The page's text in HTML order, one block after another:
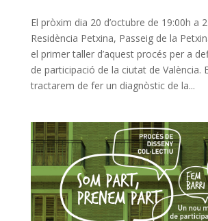
El pròxim dia 20 d’octubre de 19:00h a
Residència Petxina, Passeig de la
el primer taller d’aquest procés per a
de participació de la ciutat de València.
tractarem de fer un diagnòstic de la...